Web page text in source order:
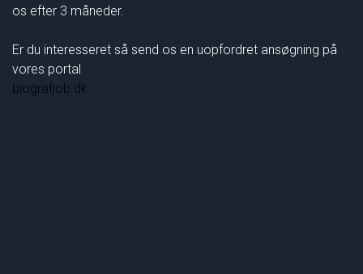
os efter 3 måneder.
Er du interesseret så send os en uopfordret ansøgning på
vores portal
biografjob.dk